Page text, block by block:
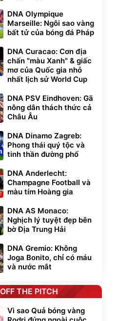
DNA Olympique
Marseille: Ngôi sao vàng
bất tử của bóng đá Pháp
DNA Curacao: Cơn địa
chấn "màu Xanh" & giấc
mơ của Quốc gia nhỏ
nhất lịch sử World Cup
DNA PSV Eindhoven: Gã
nông dân thách thức cả
Châu Âu
DNA Dinamo Zagreb:
Phong thái quý tộc và
tinh thần đường phố
DNA Anderlecht:
Champagne Football và
màu tím Hoàng gia
DNA AS Monaco:
Nghịch lý tuyệt đẹp bên
bờ Địa Trung Hải
DNA Gremio: Không
Joga Bonito, chỉ có máu
và nước mắt
OFF THE PITCH
Vì sao Quả bóng vàng